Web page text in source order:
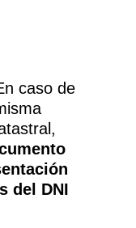
caso de
del DNI